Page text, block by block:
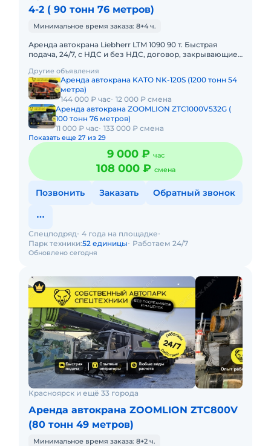
4-2 ( 90 тонн 76 метров)
Минимальное время заказа: 8+4 ч.
Аренда автокрана Liebherr LTM 1090 90 т. Быстрая
подача, 24/7, с НДС и без НДС, договор, закрывающие
90 ТОННПредо
Другие объявления
Аренда автокрана KATO NK-120S (1200 тонн 54
метра)
144 000 ₽ час
12 000 ₽ смена
Аренда автокрана ZOOMLION ZTC1000V532G (
100 тонн 76 метров)
11 000 ₽ час 133 000 ₽ смена
Показать еще 27 из 29
9 000 ₽ час
108 000 ₽ смена
Позвонить Заказать Обратный звонок
Обновлено сегодня
Спецподряд 4 года на площадке
Парк техники:52 единицы Работаем 24/7
Красноярск и ещё 33 города
Аренда автокрана ZOOMLION ZTC800V
(80 тонн 49 метров)
Минимальное время заказа: 8+2 ч.